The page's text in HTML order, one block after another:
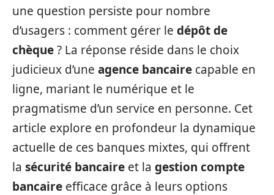
une question persiste pour nombre
d’usagers : comment gérer le dépôt de
chèque? La réponse réside dans le choix
judicieux d’une agence bancaire capable en
ligne, mariant le numérique et le
pragmatisme d’un service en personne. Cet
article explore en profondeur la dynamique
actuelle de ces banques mixtes, qui offrent
la sécurité bancaire et la gestion compte
bancaire efficace grâce à leurs options